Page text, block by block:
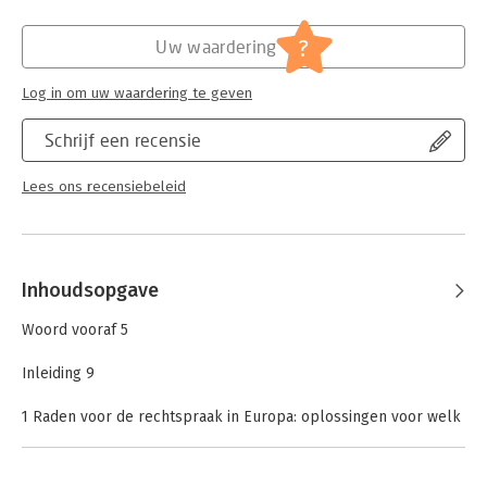
Staatsrecht algemeen
Schrijf een recensie
Lees ons recensiebeleid
Uw waardering ?
Log in om uw waardering te geven
Inhoudsopgave
Woord vooraf 5
Inleiding 9
1 Raden voor de rechtspraak in Europa: oplossingen voor welk